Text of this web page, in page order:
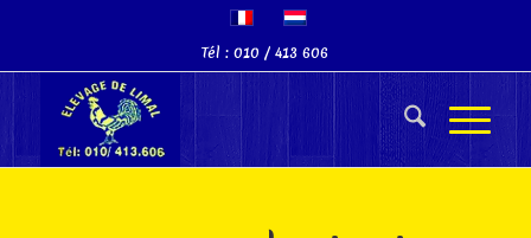
Tél : 010 / 413 606